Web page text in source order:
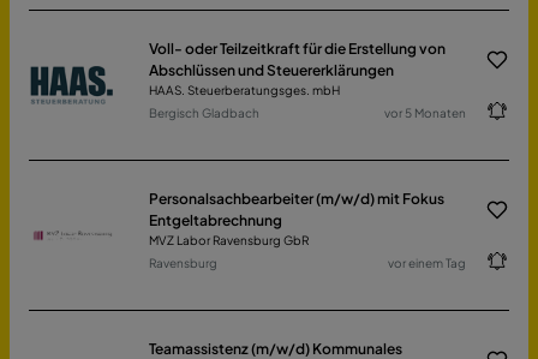
Voll- oder Teilzeitkraft für die Erstellung von
Abschlüssen und Steuererklärungen
HAAS. Steuerberatungsges. mbH
Bergisch Gladbach
vor 5 Monaten
Personalsachbearbeiter (m/w/d) mit Fokus
Entgeltabrechnung
MVZ Labor Ravensburg GbR
Ravensburg
vor einem Tag
Teamassistenz (m/w/d) Kommunales